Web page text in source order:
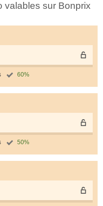
valables sur Bonprix
60%
50%